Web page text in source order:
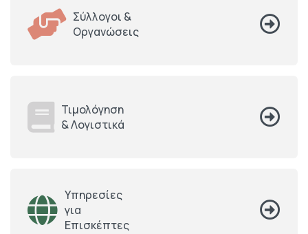
Σύλλογοι &
Οργανώσεις
Τιμολόγηση
& Λογιστικά
Υπηρεσίες
για
Επισκέπτες